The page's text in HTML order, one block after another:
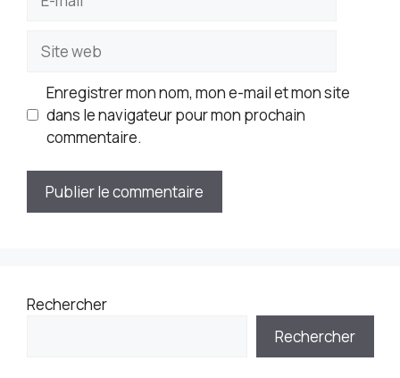
mail
Site
web
Enregistrer mon nom, mon e-mail et mon site
dans le navigateur pour mon prochain
commentaire.
Rechercher
Rechercher